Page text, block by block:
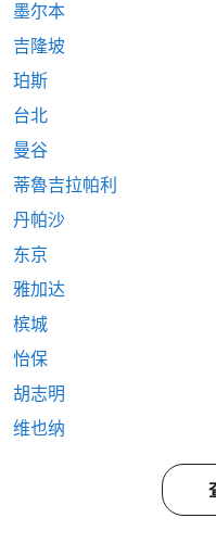
墨尔本
吉隆坡
珀斯
台北
曼谷
蒂魯吉拉帕利
丹帕沙
东京
雅加达
槟城
怡保
胡志明
维也纳